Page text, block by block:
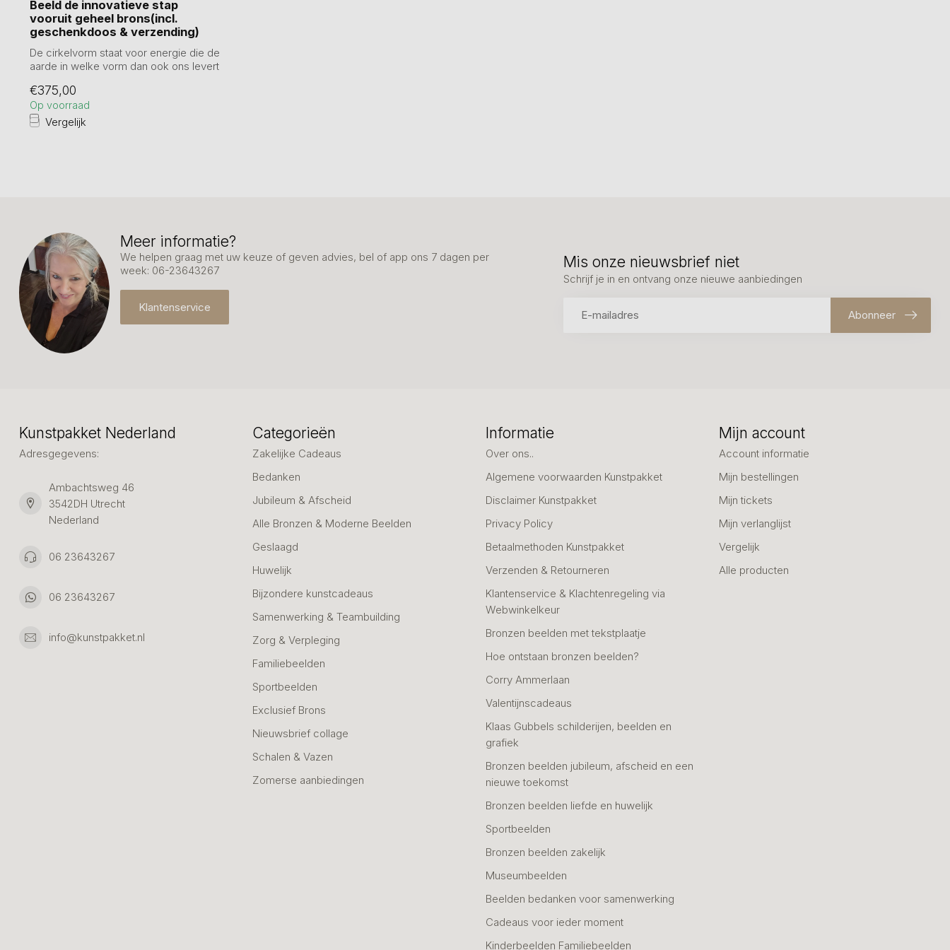
Beeld de innovatieve stap
vooruit geheel brons(incl.
geschenkdoos & verzending)
De cirkelvorm staat voor energie die de
aarde in welke vorm dan ook ons levert
€375,00
Op voorraad
Vergelijk
Meer informatie?
We helpen graag met uw keuze of geven advies, bel of app ons 7 dagen per
week: 06-23643267
Klantenservice
Mis onze nieuwsbrief niet
Schrijf je in en ontvang onze nieuwe aanbiedingen
Abonneer
Kunstpakket Nederland
Adresgegevens:
Ambachtsweg 46
3542DH Utrecht
Nederland
06 23643267
06 23643267
info@kunstpakket.nl
Categorieën
Zakelijke Cadeaus
Bedanken
Jubileum & Afscheid
Alle Bronzen & Moderne Beelden
Geslaagd
Huwelijk
Bijzondere kunstcadeaus
Samenwerking & Teambuilding
Zorg & Verpleging
Familiebeelden
Sportbeelden
Exclusief Brons
Nieuwsbrief collage
Schalen & Vazen
Zomerse aanbiedingen
Informatie
Over ons..
Algemene voorwaarden Kunstpakket
Disclaimer Kunstpakket
Privacy Policy
Betaalmethoden Kunstpakket
Verzenden & Retourneren
Klantenservice & Klachtenregeling via
Webwinkelkeur
Bronzen beelden met tekstplaatje
Hoe ontstaan bronzen beelden?
Corry Ammerlaan
Valentijnscadeaus
Klaas Gubbels schilderijen, beelden en
grafiek
Bronzen beelden jubileum, afscheid en een
nieuwe toekomst
Bronzen beelden liefde en huwelijk
Sportbeelden
Bronzen beelden zakelijk
Museumbeelden
Beelden bedanken voor samenwerking
Cadeaus voor ieder moment
Kinderbeelden Familiebeelden
Mijn account
Account informatie
Mijn bestellingen
Mijn tickets
Mijn verlanglijst
Vergelijk
Alle producten